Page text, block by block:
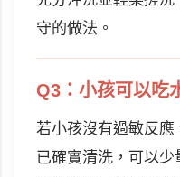
守的做法。
Q3：小孩可以吃
若小孩沒有過敏反
已確實清洗，可以